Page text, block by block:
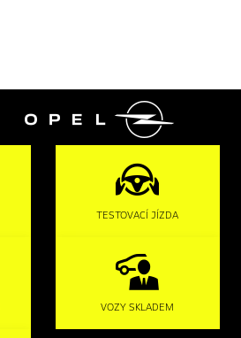

TESTOVACÍ JÍZDA
VOZY SKLADEM